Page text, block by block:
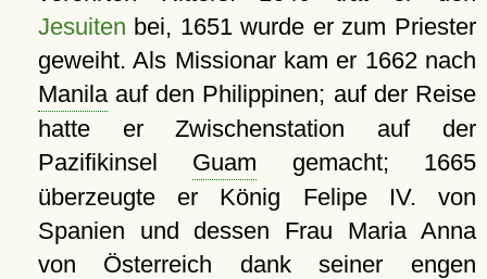
Jesuiten bei, 1651 wurde er zum Priester
geweiht. Als Missionar kam er 1662 nach
Manilaauf den Philippinen; auf der Reise
hatte er Zwischenstation auf der
Pazifikinsel Guam gemacht; 1665
überzeugte er König Felipe IV. von
Spanien und dessen Frau Maria Anna
von Österreich dank seiner engen